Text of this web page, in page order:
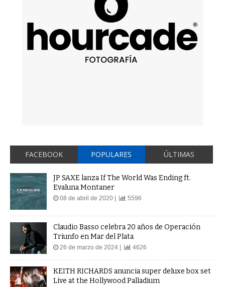
FACEBOOK POPULARES ÚLTIMAS
JP SAXE lanza If The World Was Ending ft.
Evaluna Montaner
08 de abril de 2020 | 5596
Claudio Basso celebra 20 años de Operación
Triunfo en Mar del Plata
26 de marzo de 2024 | 4626
KEITH RICHARDS anuncia super deluxe box set
Live at the Hollywood Palladium